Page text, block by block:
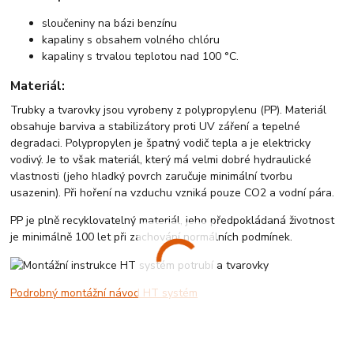
sloučeniny na bázi benzínu
kapaliny s obsahem volného chlóru
kapaliny s trvalou teplotou nad 100 °C.
Materiál:
Trubky a tvarovky jsou vyrobeny z polypropylenu (PP). Materiál
obsahuje barviva a stabilizátory proti UV záření a tepelné
degradaci. Polypropylen je špatný vodič tepla a je elektricky
vodivý. Je to však materiál, který má velmi dobré hydraulické
vlastnosti (jeho hladký povrch zaručuje minimální tvorbu
usazenin). Při hoření na vzduchu vzniká pouze CO2 a vodní pára.
PP je plně recyklovatelný materiál, jeho předpokládaná životnost
je minimálně 100 let při zachování normálních podmínek.
Podrobný montážní návod HT systém